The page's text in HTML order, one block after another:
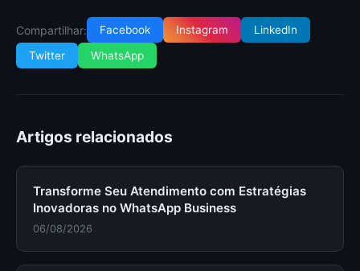
Compartilhar: Facebook Instagram
LinkedIn
Twitter
WhatsApp
Artigos relacionados
Transforme Seu Atendimento com Estratégias
Inovadoras no WhatsApp Business
06/08/2026